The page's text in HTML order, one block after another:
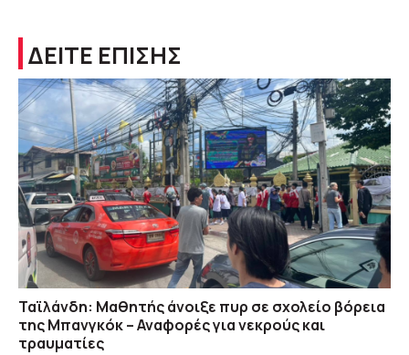
ΔΕΙΤΕ ΕΠΙΣΗΣ
Ταϊλάνδη: Μαθητής άνοιξε πυρ σε σχολείο βόρεια
της Μπανγκόκ – Αναφορές για νεκρούς και
τραυματίες